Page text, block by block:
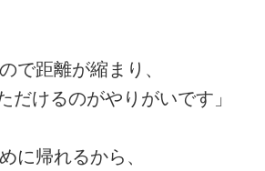
で距離が縮まり、
けるのがやりがいです」
に帰れるから、